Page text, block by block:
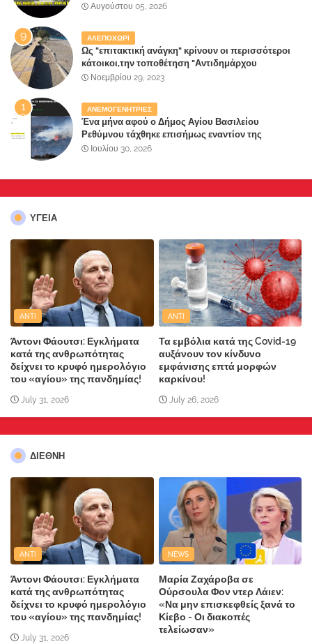
Αυγούστου 05, 2026
ΑΛΕΠΟΧΩΡΙ
Ως "επιτακτική ανάγκη" κρίνουν οι περισσότεροι
κάτοικοι,την τοποθέτηση "Αντιδημάρχου
Παραλιακής Ζώνης" στο Δήμο Μάνδρας-Ειδυλλίας!
Νοεμβρίου 29, 2023
ΑΝΕΜΟΓΕΝΗΤΡΙΕΣ
Ένα μήνα αφού ο Δήμος Αγίου Βασιλείου
Ρεθύμνου τάχθηκε επισήμως εναντίον της
καταστροφής του τόπου τους από
Ιουλίου 30, 2026
ΥΓΕΙΑ
ANTI
Άντονι Φάουτσι: Εγκλήματα
κατά της ανθρωπότητας
δείχνει το κρυφό ημερολόγιο
του «αγίου» της πανδημίας!
July 31, 2026
ANTI
Τα εμβόλια κατά της Covid-19
αυξάνουν τον κίνδυνο
εμφάνισης επτά μορφών
καρκίνου!
July 26, 2026
ΔΙΕΘΝΗ
ANTI
Άντονι Φάουτσι: Εγκλήματα
κατά της ανθρωπότητας
δείχνει το κρυφό ημερολόγιο
του «αγίου» της πανδημίας!
July 31, 2026
NEWS
Μαρία Ζαχάροβα σε
Ούρσουλα Φον ντερ Λάιεν:
«Να μην επισκεφθείς ξανά το
Κίεβο - Οι διακοπές
τελείωσαν»